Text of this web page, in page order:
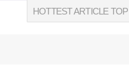
HOTTEST ARTICLE